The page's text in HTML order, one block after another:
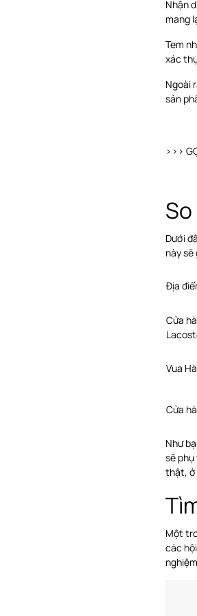
Nhận
mang
Tem
xác
Ngoài
sản
>>>
Dưới
này
Địa
Cửa
Vua
Cửa
Như
sẽ
thật, ở
Một
các